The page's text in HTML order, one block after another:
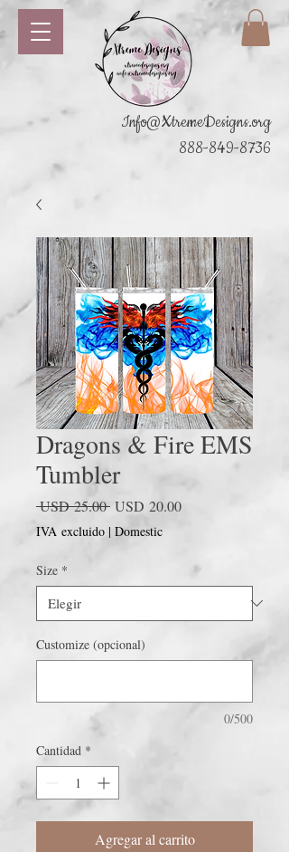
Info@XtremeDesigns.org
888-849-8736
Dragons & Fire EMS
Tumbler
USD 25.00 Precio
USD 20.00Precio
IVA excluido | Domestic
Size *
Customize (opcional)
0/500
Cantidad *
Agregar al carrito